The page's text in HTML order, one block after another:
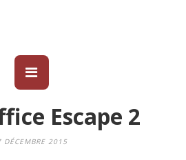
Escape 2
DÉCEMBRE 2015